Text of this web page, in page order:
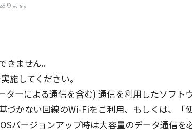
ります。
きません。
実施 してください。
ターによる通信を含む)通信を利用 したソフト
づかない回線のWi-Fiをご利用、もしくは、「
バージョンアップ時は大容量のデータ通信を